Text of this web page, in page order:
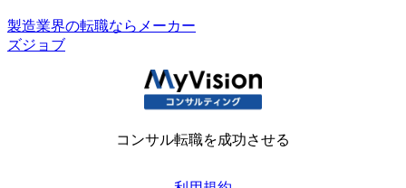
製造業界の転職ならメーカー
ズジョブ
コンサル転職を成功させる